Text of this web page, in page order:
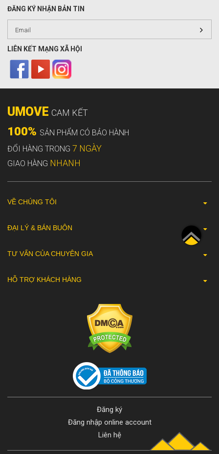
ĐĂNG KÝ NHẬN BẢN TIN
LIÊN KẾT MẠNG XÃ HỘI
UMOVE CAM KẾT
100% SẢN PHẨM CÓ BẢO HÀNH
ĐỔI HÀNG TRONG 7 NGÀY
GIAO HÀNG NHANH
VỀ CHÚNG TÔI
ĐẠI LÝ & BÁN BUÔN
TƯ VẤN CỦA CHUYÊN GIA
HỖ TRỢ KHÁCH HÀNG
Đăng ký
Đăng nhập online account
Liên hệ